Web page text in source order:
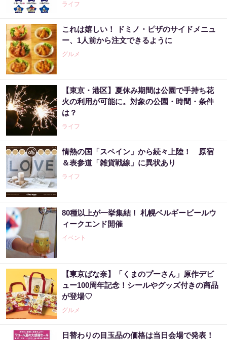
ライフ
これは嬉しい！ ドミノ・ピザのサイドメニュ
ー、1人前から注文できるように
グルメ
【東京・港区】夏休み期間は公園で手持ち花
火の利用が可能に。対象の公園・時間・条件
は？
ライフ
情熱の国「スペイン」から続々上陸！ 原宿
＆表参道「雑貨戦線」に異状あり
ライフ
80種以上が一挙集結！ 札幌ベルギービールウ
ィークエンド開催
イベント
【東京ばな奈】「くまのプーさん」原作デビ
ュー100周年記念！シールやグッズ付きの商品
が登場♡
グルメ
日替わりの目玉品の価格は当日会場で発表！